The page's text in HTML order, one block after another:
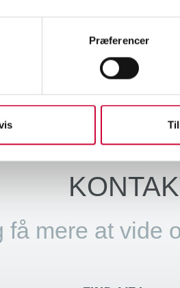
Præferencer
< Tilbage
få mere at vide